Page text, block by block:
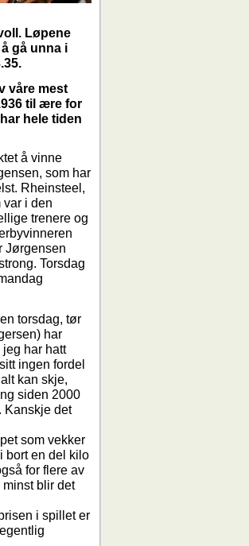
Løpene
gå unna i
våre mest
til ære for
hele tiden
å vinne
som har
Rheinsteel,
var i den
trenere og
Jørgensen
Torsdag
torsdag, tør
har
har hatt
ingen fordel
kan skje,
siden 2000
Kanskje det
som vekker
bort en del kilo
for flere av
blir det
i spillet er